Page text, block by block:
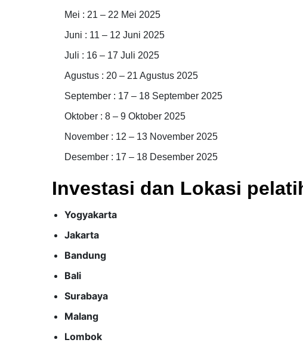
Mei : 21 – 22 Mei 2025
Juni : 11 – 12 Juni 2025
Juli : 16 – 17 Juli 2025
Agustus : 20 – 21 Agustus 2025
September : 17 – 18 September 2025
Oktober : 8 – 9 Oktober 2025
November : 12 – 13 November 2025
Desember : 17 – 18 Desember 2025
Investasi dan Lokasi
Yogyakarta
Jakarta
Bandung
Bali
Surabaya
Malang
Lombok